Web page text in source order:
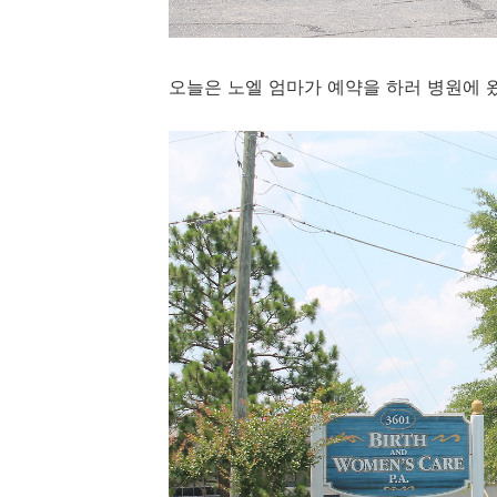
오늘은 노엘 엄마가 예약을 하러 병원에